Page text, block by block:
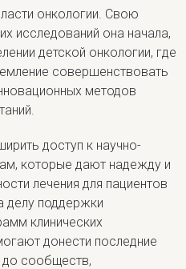
онкологии. Свою
исследований она начала,
детской онкологии, где
совершенствовать
методов
доступ к научно-
которые дают надежду и
лечения для пациентов
делу поддержки
клинических
донести последние
до сообществ,